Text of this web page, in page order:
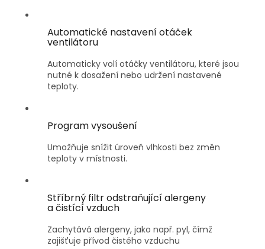
Automatické nastavení otáček
ventilátoru
Automaticky volí otáčky ventilátoru, které jsou
nutné k dosažení nebo udržení nastavené
teploty.
Program vysoušení
Umožňuje snížit úroveň vlhkosti bez změn
teploty v místnosti.
Stříbrný filtr odstraňující alergeny
a čistící vzduch
Zachytává alergeny, jako např. pyl, čímž
zajišťuje přívod čistého vzduchu